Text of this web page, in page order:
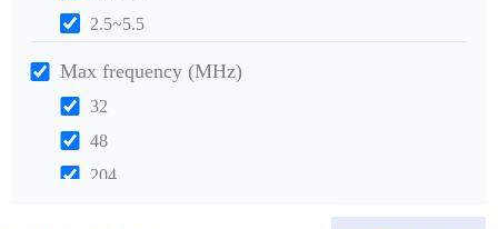
2.5~5.5
Max frequency (MHz)
32
48
204